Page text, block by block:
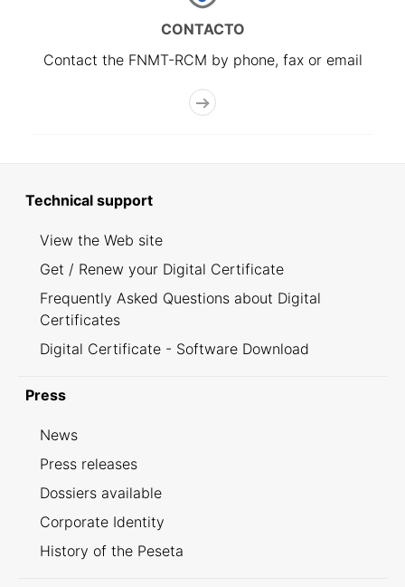
CONTACTO
Contact the FNMT-RCM by phone, fax or email
Technical support
View the Web site
Get / Renew your Digital Certificate
Frequently Asked Questions about Digital
Certificates
Digital Certificate - Software Download
Press
News
Press releases
Dossiers available
Corporate Identity
History of the Peseta